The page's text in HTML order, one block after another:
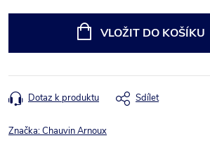
VLOŽIT DO KOŠÍKU
Dotaz k produktu Sdílet
Značka:Chauvin Arnoux